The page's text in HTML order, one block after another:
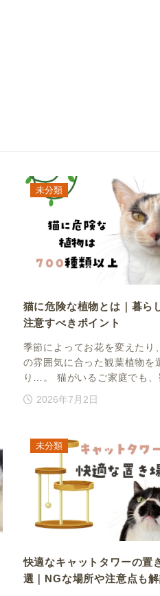
猫に危険な植物とは｜暮ら
注意すべきポイント
季節によってお花を変えたり
の雰囲気に合った観葉植物を
り…。 猫がいるご家庭でも
2026年7月2日
未分類
快適なキャットタワーの置
選｜NGな場所や注意点も
未分類